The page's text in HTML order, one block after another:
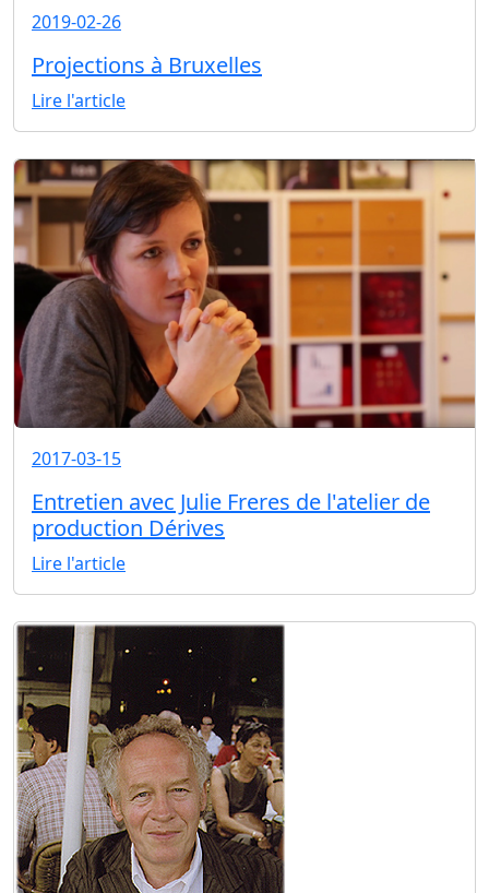
2019-02-26
Projections à Bruxelles
Lire l'article
2017-03-15
Entretien avec Julie Freres de l'atelier de
production Dérives
Lire l'article